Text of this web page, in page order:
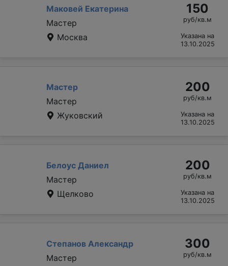
Маковей Екатерина
Мастер
Москва
150
руб/кв.м
Указана на
13.10.2025
Мастер
Мастер
Жуковский
200
руб/кв.м
Указана на
13.10.2025
Белоус Даниел
Мастер
Щелково
200
руб/кв.м
Указана на
13.10.2025
Степанов Александр
Мастер
300
руб/кв.м